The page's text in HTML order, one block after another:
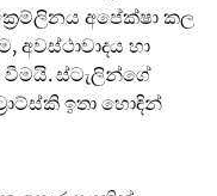
අපේක්ෂා කල
හා
වීමයි. ස්ටැලින්ගේ
ඉතා හොඳින්